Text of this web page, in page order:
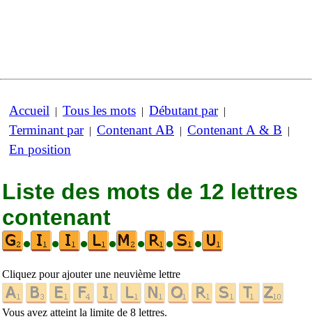
Accueil | Tous les mots | Débutant par|
Terminant par| Contenant AB | Contenant A & B |
En position
Liste des mots de 12 lettres
contenant
•
• • • • • •
Cliquez pour ajouter une neuvième lettre
Vous avez atteint la limite de 8 lettres.